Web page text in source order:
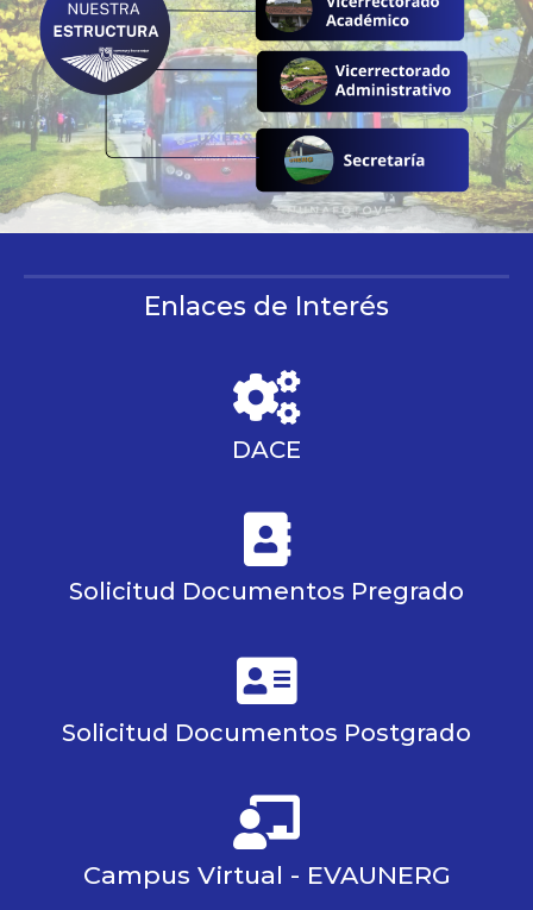
Enlaces de Interés
DACE
Solicitud Documentos Pregrado
Solicitud Documentos Postgrado
Campus Virtual - EVAUNERG